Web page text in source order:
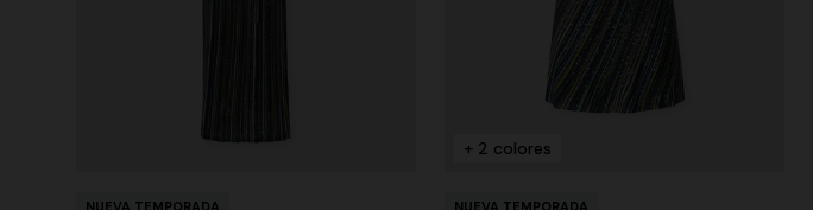
NUEVA TEMPORADA
+ 2 colores
NUEVA TEMPORADA